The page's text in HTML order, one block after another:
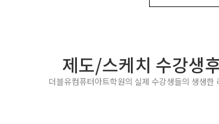
제도/스케치 수강생
더블유컴퓨터아트학원의 실제 수강생들의 생생한